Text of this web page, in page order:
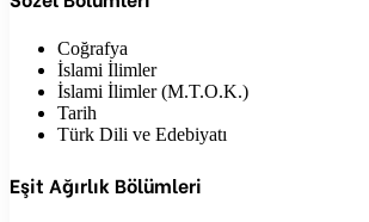
Coğrafya
İslami İlimler
İslami İlimler (M.T.O.K.)
Tarih
Türk Dili ve Edebiyatı
Eşit Ağırlık Bölümleri